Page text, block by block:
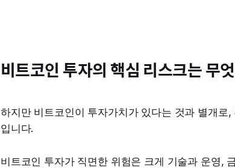
비트코인 투자의 핵심 리스크는 무
하지만 비트코인이 투자가치가 있다는 것과 별개로
입니다.
비트코인 투자가 직면한 위험은 크게 기술과 운영,